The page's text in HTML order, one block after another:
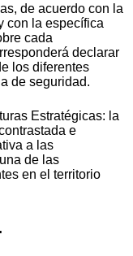
de acuerdo con la
con la específica
cada
declarar
los diferentes
de seguridad.
Estratégicas: la
e
a las
de las
en el territorio